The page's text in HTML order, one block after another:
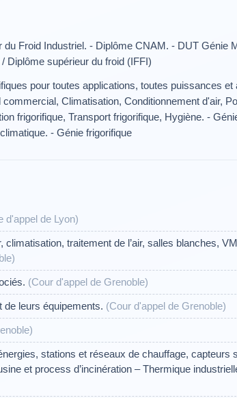
du Froid Industriel. - Diplôme CNAM. - DUT Génie
Diplôme supérieur du froid (IFFI)
pour toutes applications, toutes puissances
commercial, Climatisation, Conditionnement d'air,
frigorifique, Transport frigorifique, Hygiène. -
- Génie frigorifique
d'appel de Lyon)
traitement de l’air, salles blanches,
(Cour d'appel de Grenoble)
leurs équipements. (Cour d'appel de Grenoble)
stations et réseaux de chauffage, capteurs
et process d’incinération – Thermique